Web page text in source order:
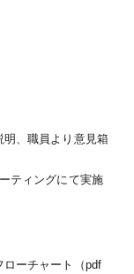
明、職員より意見箱
ティングにて実施
ローチャート（pdf